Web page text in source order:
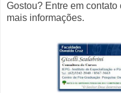
Gostou? Entre em
mais informações.